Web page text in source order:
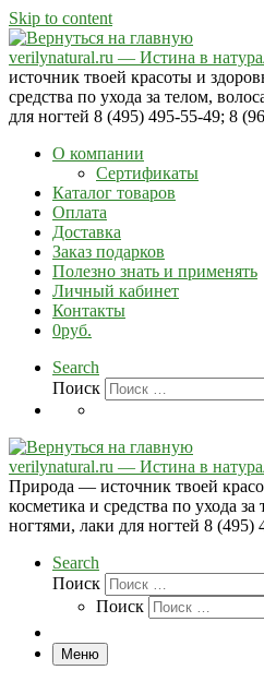
Skip to content
verilynatural.ru — Истина в
источник твоей красоты и
средства по ухода за телом,
для ногтей 8 (495) 495-55-49; 8
О компании
Сертификаты
Каталог товаров
Оплата
Доставка
Заказ подарков
Полезно знать и применять
Личный кабинет
Контакты
0руб.
Search
Поиск
verilynatural.ru — Истина в
Природа — источник твоей
косметика и средства по ухода
ногтями, лаки для ногтей 8 (495)
Search
Поиск
Поиск
Меню